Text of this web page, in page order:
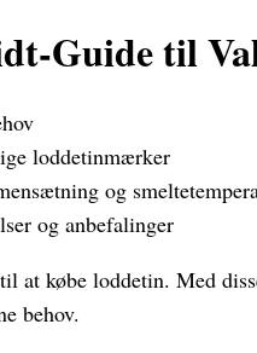
Guide til
loddetinmærker
og
og anbefalinger
at købe loddetin. Med
behov.